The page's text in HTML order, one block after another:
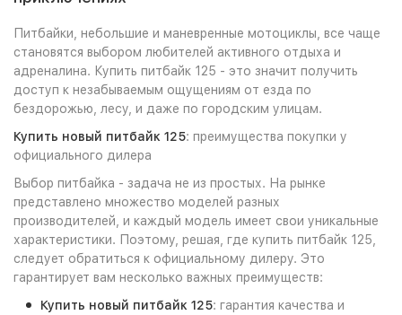
Питбайки, небольшие и маневренные мотоциклы, все чаще
становятся выбором любителей активного отдыха и
адреналина. Купить питбайк 125 - это значит получить
доступ к незабываемым ощущениям от езда по
бездорожью, лесу, и даже по городским улицам.
Купить новый питбайк 125: преимущества покупки у
официального дилера
Выбор питбайка - задача не из простых. На рынке
представлено множество моделей разных
производителей, и каждый модель имеет свои уникальные
характеристики. Поэтому, решая, где купить питбайк 125,
следует обратиться к официальному дилеру. Это
гарантирует вам несколько важных преимуществ:
Купить новый питбайк 125: гарантия качества и